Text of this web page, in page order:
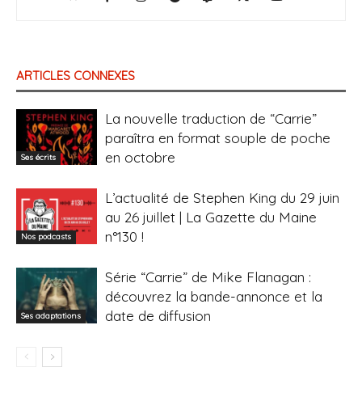
ARTICLES CONNEXES
Ses écrits
La nouvelle traduction de “Carrie”
paraîtra en format souple de poche
en octobre
Nos podcasts
L’actualité de Stephen King du 29 juin
au 26 juillet | La Gazette du Maine
n°130 !
Ses adaptations
Série “Carrie” de Mike Flanagan :
découvrez la bande-annonce et la
date de diffusion